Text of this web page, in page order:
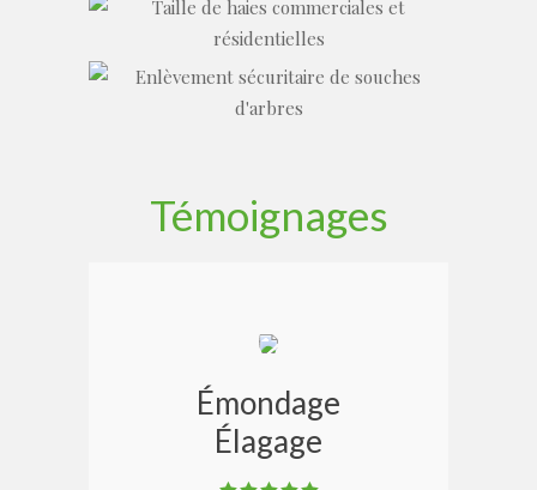
Témoignages
Émondage
Élagage